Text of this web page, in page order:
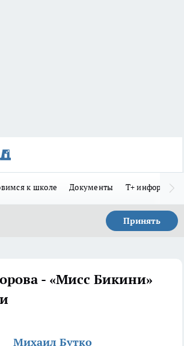
к школе Документы Т+
Принять
- «Мисс Бикини»
Михаил Бутко